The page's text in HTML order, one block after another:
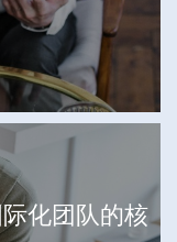
化团队的核